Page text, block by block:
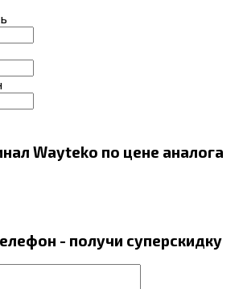
Wayteko по цене аналога
- получи суперскидку